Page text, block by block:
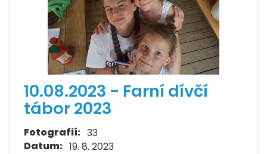
10.08.2023 - Farní dívčí
tábor 2023
Fotografií: 33
Datum: 19. 8. 2023